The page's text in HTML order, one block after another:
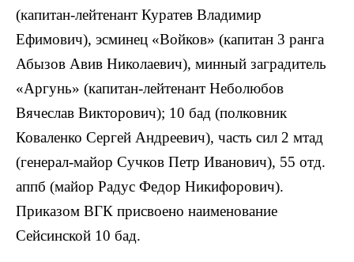
(капитан-лейтенант Куратев Владимир
Ефимович), эсминец «Войков» (капитан 3 ранга
Абызов Авив Николаевич), минный заградитель
«Аргунь» (капитан-лейтенант Неболюбов
Вячеслав Викторович); 10 бад (полковник
Коваленко Сергей Андреевич), часть сил 2 мтад
(генерал-майор Сучков Петр Иванович), 55 отд.
аппб (майор Радус Федор Никифорович).
Приказом ВГК присвоено наименование
Сейсинской 10 бад.